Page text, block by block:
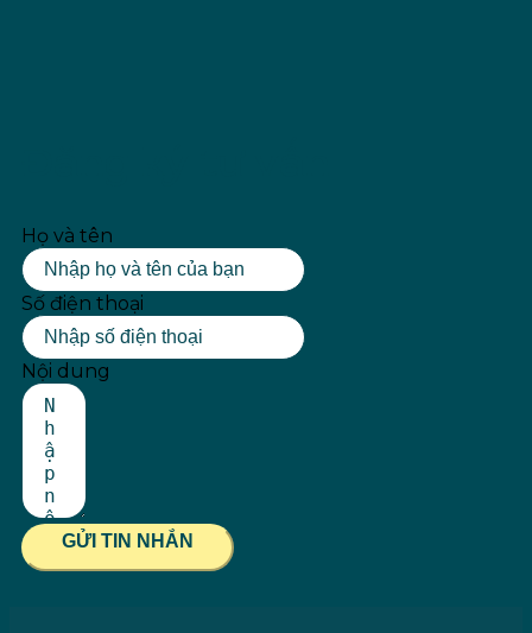
Họ và tên
Số điện thoại
Nội dung
GỬI TIN NHẮN